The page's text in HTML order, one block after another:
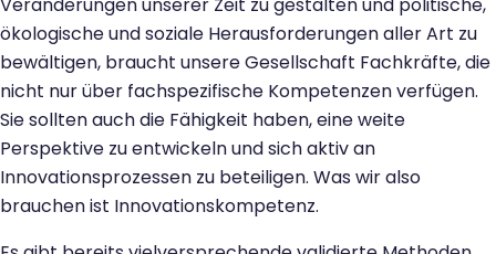
ökologische und soziale Herausforderungen aller Art zu
bewältigen, braucht unsere Gesellschaft Fachkräfte, die
nicht nur über fachspezifische Kompetenzen verfügen.
Sie sollten auch die Fähigkeit haben, eine weite
Perspektive zu entwickeln und sich aktiv an
Innovationsprozessen zu beteiligen. Was wir also
brauchen ist Innovationskompetenz.